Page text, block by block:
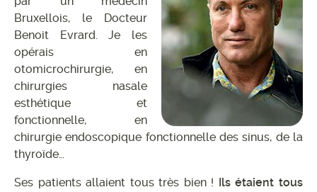
Bruxellois, le Docteur
Benoit Evrard. Je les
opérais en
otomicrochirurgie, en
chirurgies nasale
esthétique et
fonctionnelle, en
chirurgie endoscopique fonctionnelle des sinus, de la
thyroïde…
Ses patients allaient tous très bien ! Ils étaient tous